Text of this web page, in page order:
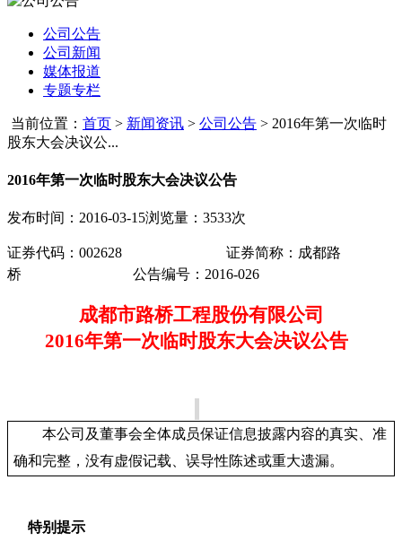
公司公告
公司新闻
媒体报道
专题专栏
当前位置： 首页 > 新闻资讯 > 公司公告 > 2016年第一次临时
股东大会决议公...
2016年第一次临时股东大会决议公告
发布时间：2016-03-15浏览量：3533次
证券代码： 002628
证券简称：成都路
桥
公告编号 ： 2016-026
成都市路桥工程股份有限公司
2016年第一次临时股东大会决议公告
本公司及董事会全体成员保证信息披露内容的真实、准
确和完整，没有虚假记载、误导性陈述或重大遗漏。
特别提示